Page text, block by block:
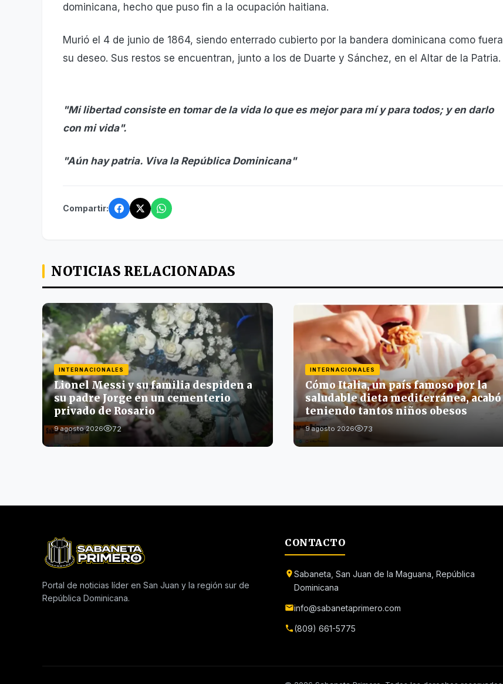
dominicana, hecho que puso fin a la ocupación haitiana.
Murió el 4 de junio de 1864, siendo enterrado cubierto por la bandera dominicana como fuera
su deseo. Sus restos se encuentran, junto a los de Duarte y Sánchez, en el Altar de la Patria.
"Mi libertad consiste en tomar de la vida lo que es mejor para mí y para todos; y en darlo
con mi vida".
"Aún hay patria. Viva la República Dominicana"
Compartir:
NOTICIAS RELACIONADAS
INTERNACIONALES
Lionel Messi y su familia despiden a
su padre Jorge en un cementerio
privado de Rosario
9 agosto 2026 72
INTERNACIONALES
Cómo Italia, un país famoso por la
saludable dieta mediterránea, acabó
teniendo tantos niños obesos
9 agosto 2026 73
Portal de noticias líder en San Juan y la región sur de
República Dominicana.
CONTACTO
Sabaneta, San Juan de la Maguana, República
Dominicana
info@sabanetaprimero.com
(809) 661-5775